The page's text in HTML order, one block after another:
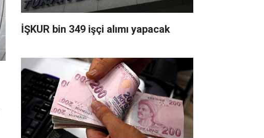
İŞKUR bin 349 işçi alımı yapacak